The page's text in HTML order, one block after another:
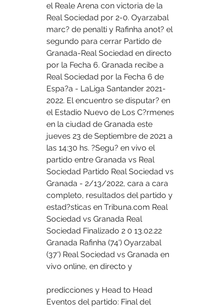
el Reale Arena con victoria de la
Real Sociedad por 2-0. Oyarzabal
marc? de penalti y Rafinha anot? el
segundo para cerrar Partido de
Granada-Real Sociedad en directo
por la Fecha 6. Granada recibe a
Real Sociedad por la Fecha 6 de
Espa?a - LaLiga Santander 2021-
2022. El encuentro se disputar? en
el Estadio Nuevo de Los C?rmenes
en la ciudad de Granada este
jueves 23 de Septiembre de 2021 a
las 14:30 hs. ?Segu? en vivo el
partido entre Granada vs Real
Sociedad Partido Real Sociedad vs
Granada - 2/13/2022, cara a cara
completo, resultados del partido y
estad?sticas en Tribuna.com Real
Sociedad vs Granada Real
Sociedad Finalizado 2 0 13.02.22
Granada Rafinha (74') Oyarzabal
(37') Real Sociedad vs Granada en
vivo online, en directo y
predicciones y Head to Head
Eventos del partido: Final del